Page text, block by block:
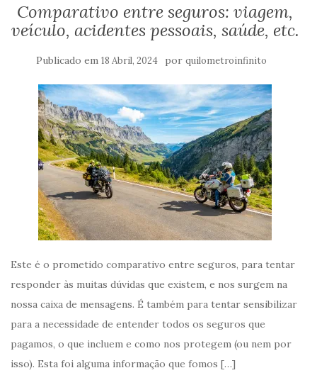
Comparativo entre seguros: viagem,
veículo, acidentes pessoais, saúde, etc.
Publicado em 18 Abril, 2024 por quilometroinfinito
Este é o prometido comparativo entre seguros, para tentar
responder às muitas dúvidas que existem, e nos surgem na
nossa caixa de mensagens. É também para tentar sensibilizar
para a necessidade de entender todos os seguros que
pagamos, o que incluem e como nos protegem (ou nem por
isso). Esta foi alguma informação que fomos […]